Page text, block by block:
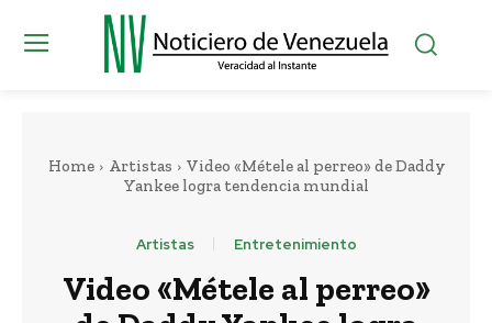
Home Artistas
Video «Métele al perreo» de Daddy
Yankee logra tendencia mundial
Artistas Entretenimiento
Video «Métele al perreo»